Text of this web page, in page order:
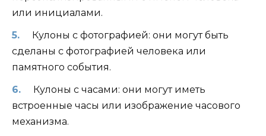
или инициалами.
Кулоны с фотографией: они могут быть
сделаны с фотографией человека или
памятного события.
Кулоны с часами: они могут иметь
встроенные часы или изображение часового
механизма.